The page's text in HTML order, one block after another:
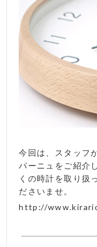
今回は、スタッフ
パーニュをご紹介
くの時計を取り扱
ださいませ。
http://